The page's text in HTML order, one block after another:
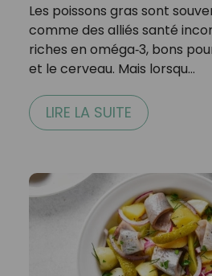
Les poissons gras sont
comme des alliés santé
riches en oméga‑3, bons
et le cerveau. Mais lorsqu…
LIRE LA SUITE